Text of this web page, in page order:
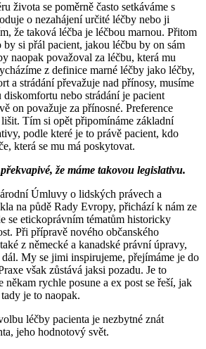
života se poměrně často setkáváme s
o nezahájení určité léčby nebo ji
že taková léčba je léčbou marnou. Přitom
si přál pacient, jakou léčbu by on sám
naopak považoval za léčbu, která mu
z definice marné léčby jako léčby,
a strádání převažuje nad přínosy, musíme
nebo strádání je pacient
on považuje za přínosné. Preference
Tím si opět připomínáme základní
podle které je to právě pacient, kdo
která se mu má poskytovat.
že máme takovou legislativu.
Úmluvy o lidských právech a
na půdě Rady Evropy, přichází k nám ze
se etickoprávním tématům historicky
Při přípravě nového občanského
z německé a kanadské právní úpravy,
My se jimi inspirujeme, přejímáme je do
však zůstává jaksi pozadu. Je to
někam rychle posune a ex post se řeší, jak
je to naopak.
léčby pacienta je nezbytné znát
jeho hodnotový svět.